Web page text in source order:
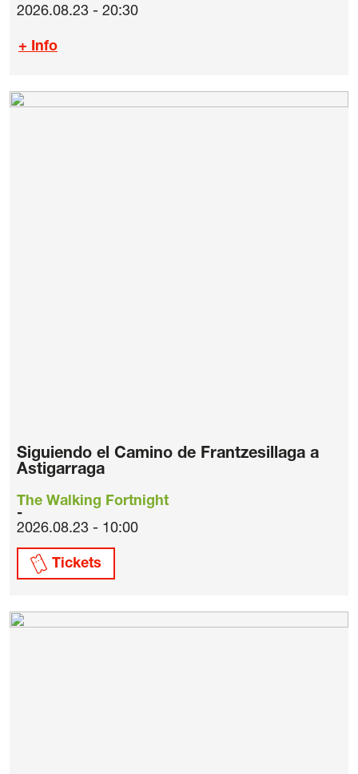
2026.08.23 - 20:30
+ Info
Siguiendo el Camino de Frantzesillaga a
Astigarraga
The Walking Fortnight
2026.08.23 - 10:00
Tickets